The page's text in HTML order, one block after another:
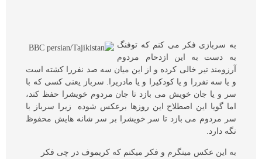
به سربازی فکر می کنم که توفنگ
به دست به این ازدحام مردوم
آرزومند تیر خالی کرده و از این میان سه صد نفررا کشته است
و یا سه نفررا و یا کودکیرا و یا مادریرا. سرباز یعنی کسی که با
سر و یا جان خویش می بازد تا جان مردوم خویشرا حفظ کند،
اما گویا این اصطلاح این روزها برعکس شوده زیرا سرباز با
سر مردوم می بازد تا سر خویشرا بر سر شانه هایش محفوظ
نگه دارد.
به این عکس مینگرم و فکر میکنم که کریموف در چی فکر